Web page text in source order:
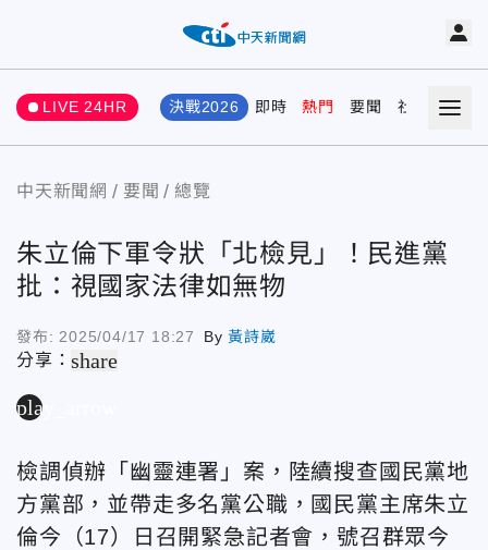
LIVE 24HR 決戰2026 即時 熱門 要聞 社會 娛樂
中天新聞網 要聞 總覽
朱立倫下軍令狀「北檢見」！民進黨
批：視國家法律如無物
發布: 2025/04/17 18:27 By黃詩崴
分享：share
play_arrow
檢調偵辦「幽靈連署」案，陸續搜查國民黨地
方黨部，並帶走多名黨公職，國民黨主席朱立
倫今（17）日召開緊急記者會，號召群眾今